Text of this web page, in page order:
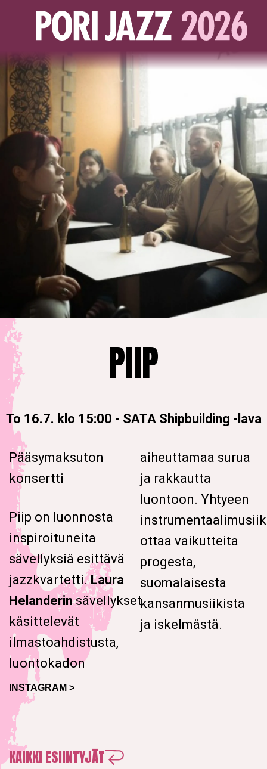
PIIP
To 16.7. klo 15:00 - SATA Shipbuilding -lava
Pääsymaksuton
konsertti
Piip on luonnosta
inspiroituneita
sävellyksiä esittävä
jazzkvartetti.Laura
Helanderinsävellykset
käsittelevät
ilmastoahdistusta,
luontokadon
aiheuttamaa surua
ja rakkautta
luontoon. Yhtyeen
ottaa vaikutteita
progesta,
suomalaisesta
kansanmusiikista
ja iskelmästä.
INSTAGRAM >
KAIKKI ESIINTYJÄT